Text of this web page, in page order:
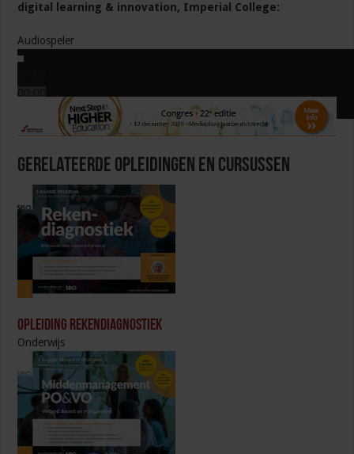
digital learning & innovation, Imperial College:
Audiospeler
Gerelateerde Opleidingen en Cursussen
Opleiding Rekendiagnostiek
Onderwijs